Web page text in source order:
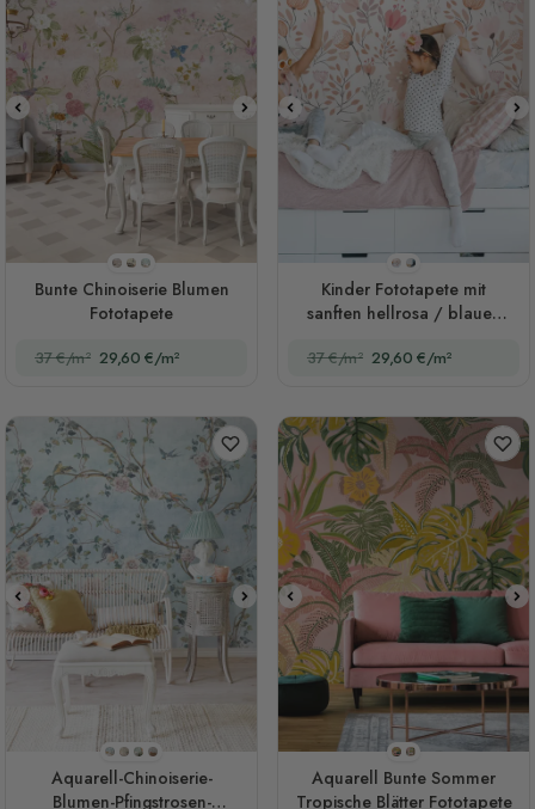
Stil 1
Stil 2
Stil 3
Bunte Chinoiserie Blumen
Fototapete
37 €/m² 29,60 €/m²
Stil 1Stil 2
Kinder Fototapete mit
sanften hellrosa / blauen
37 €/m² 29,60 €/m²
Stil 1
Stil 2
Stil 3Stil 4
Aquarell-Chinoiserie-
Blumen-Pfingstrosen-
Stil 1
Stil 2
Aquarell Bunte Sommer
Tropische Blätter Fototapete